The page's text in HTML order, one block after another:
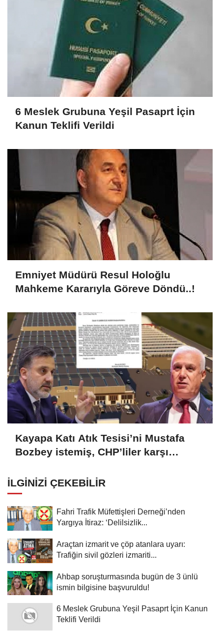
6 Meslek Grubuna Yeşil Pasaprt İçin
Kanun Teklifi Verildi
Emniyet Müdürü Resul Holoğlu
Mahkeme Kararıyla Göreve Döndü..!
Kayapa Katı Atık Tesisi’ni Mustafa
Bozbey istemiş, CHP’liler karşı
İLGINIZI ÇEKEBILIR
Fahri Trafik Müfettişleri Derneği’nden
Yargıya İtiraz: ‘Delilsizlik...
Araçtan izmarit ve çöp atanlara uyarı:
Trafiğin sivil gözleri izmariti...
Ahbap soruşturmasında bugün de 3 ünlü
ismin bilgisine başvuruldu!
6 Meslek Grubuna Yeşil Pasaprt İçin Kanun
Teklifi Verildi